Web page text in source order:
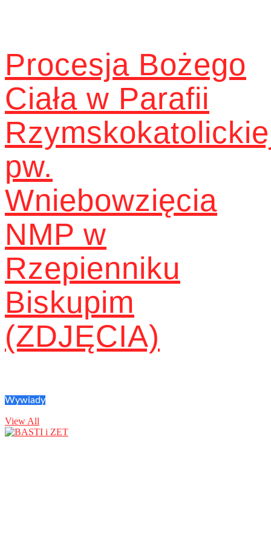
Procesja Bożego
Ciała w Parafii
pw.
Wniebowzięcia
NMP w
Rzepienniku
Biskupim
(ZDJĘCIA)
Wywiady
View All